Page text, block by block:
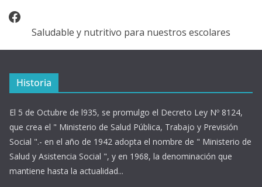
Facebook
Saludable y nutritivo para nuestros escolares
Historia
El 5 de Octubre de l935, se promulgo el Decreto Ley Nº 8124,
que crea el " Ministerio de Salud Pública, Trabajo y Previsión
Social ".- en el año de 1942 adopta el nombre de " Ministerio de
Salud y Asistencia Social ", y en 1968, la denominación que
mantiene hasta la actualidad...